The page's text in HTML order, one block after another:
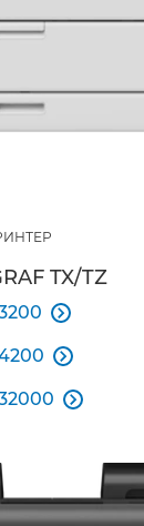
TX/TZ


